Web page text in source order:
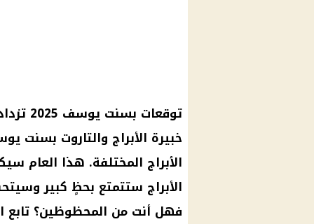
توقعات بسنت يوسف
خبيرة الأبراج والتاروت بسنت
الأبراج المختلفة. هذا العام
الأبراج ستتمتع بحظٍ كبير
فهل أنت من المحظوظين؟ تابع